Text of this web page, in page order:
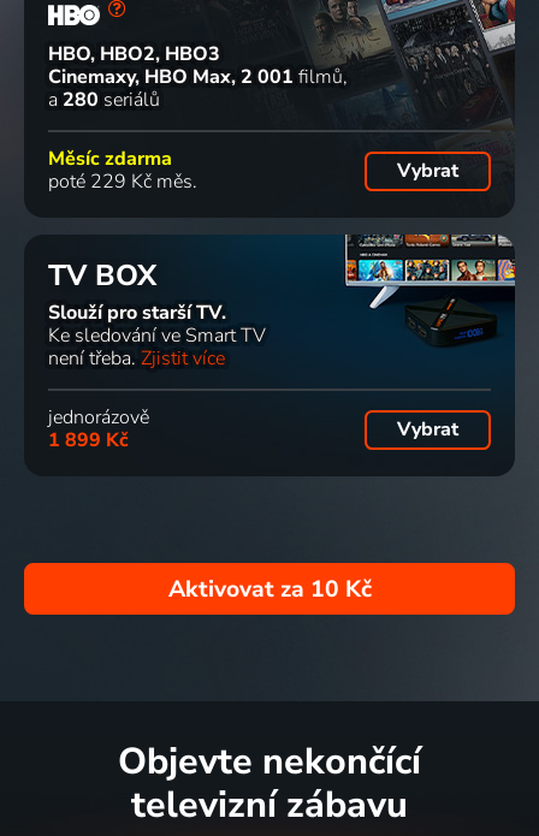
HBO, HBO2, HBO3
Cinemaxy, HBO Max 2 001 filmů
a 280 seriálů
Měsíc zdarma
poté 229 Kč měs.
Vybrat
TV BOX
Slouží pro starší TV.
Ke sledování ve Smart TV
není třeba. Zjistit více
jednorázově
1 899 Kč
Vybrat
Aktivovat za 10 Kč
Objevte nekončící
televizní zábavu